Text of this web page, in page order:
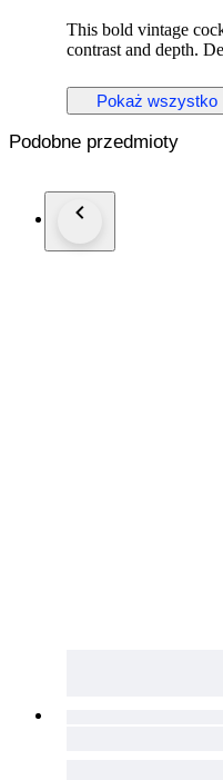
This bold vintage
contrast and depth.
confident statement
- Diamond Carat
Pokaż wszystko
Podobne przedmioty